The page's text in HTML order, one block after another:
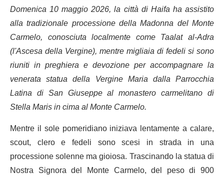
Domenica 10 maggio 2026, la città di Haifa ha assistito
alla tradizionale processione della Madonna del Monte
Carmelo, conosciuta localmente come Taalat al-Adra
(l'Ascesa della Vergine), mentre migliaia di fedeli si sono
riuniti in preghiera e devozione per accompagnare la
venerata statua della Vergine Maria dalla Parrocchia
Latina di San Giuseppe al monastero carmelitano di
Stella Maris in cima al Monte Carmelo.
Mentre il sole pomeridiano iniziava lentamente a calare,
scout, clero e fedeli sono scesi in strada in una
processione solenne ma gioiosa. Trascinando la statua di
Nostra Signora del Monte Carmelo, del peso di 900